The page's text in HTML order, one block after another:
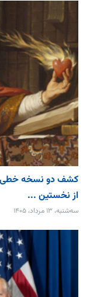
کشف دو نسخه خطی
از نخستین ...
سه‌شنبه، ۱۳ مرداد، ۱۴۰۵